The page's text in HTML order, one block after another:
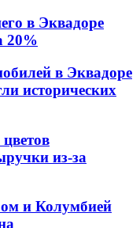
в Эквадоре
20%
в Эквадоре
исторических
из-за
и Колумбией